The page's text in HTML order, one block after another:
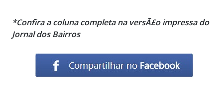
*Confira a coluna completa na versÃ£o impressa do
Jornal dos Bairros